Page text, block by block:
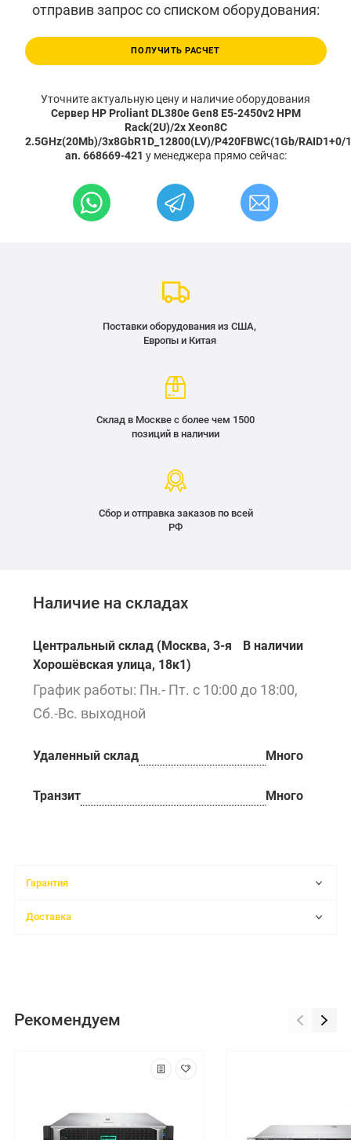
отправив запрос со списком оборудования:
ПОЛУЧИТЬ РАСЧЕТ
Уточните актуальную цену и наличие оборудования
Сервер HP Proliant DL380e Gen8 E5-2450v2 HPM
Rack(2U)/2x Xeon8C
2.5GHz(20Mb)/3x8GbR1D_12800(LV)/P420FBWC(1Gb/
an. 668669-421 у менеджера прямо сейчас:
Поставки оборудования из США,
Европы и Китая
Склад в Москве с более чем 1500
позиций в наличии
Сбор и отправка заказов по всей
РФ
Наличие на складах
Центральный склад (Москва, 3-я
Хорошёвская улица, 18к1)
В наличии
График работы: Пн.- Пт. с 10:00 до 18:00,
Сб.-Вс. выходной
Удаленный склад Много
Транзит Много
Гарантия
Доставка
Рекомендуем